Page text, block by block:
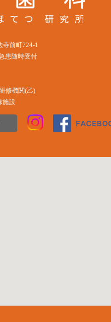
前町724-1
患随時受付
修機関(⼄)
施設